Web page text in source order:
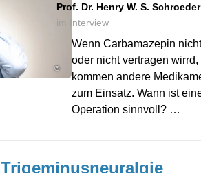
©
Prof. Dr. Henry W. S. Schroeder
im Interview
Wenn Carbamazepin
oder nicht vertragen wirrd,
kommen andere
zum Einsatz. Wann ist
Operation sinnvoll? …
Trigeminusneuralgie